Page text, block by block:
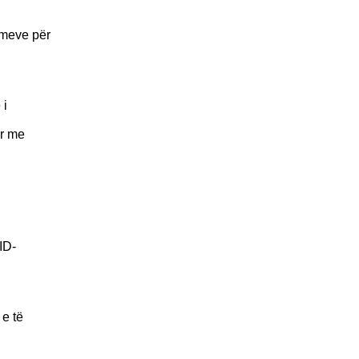
për
i
me
të